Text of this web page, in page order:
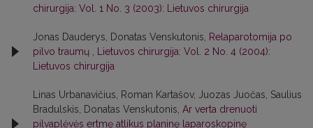
chirurgija: Vol. 1 No. 3 (2003): Lietuvos chirurgija
Jonas Dauderys, Donatas Venskutonis,
Relaparotomija po
pilvo traumų
Lietuvos chirurgija: Vol. 2 No. 4 (2004):
Lietuvos chirurgija
Linas Urbanavičius, Roman Kartašov, Juozas Juočas, Saulius
Bradulskis, Donatas Venskutonis, Ar verta drenuoti
pilvaplėvės ertmę atlikus planinę laparoskopinę